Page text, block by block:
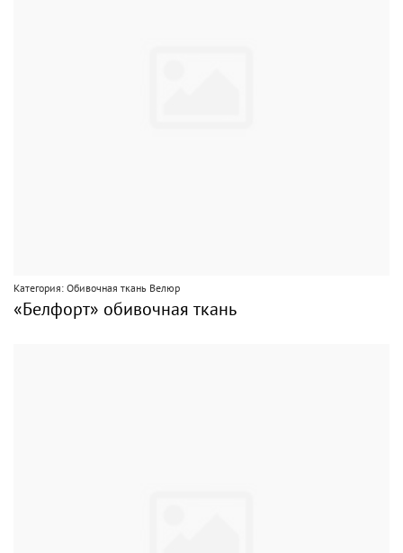
Категория: Обивочная ткань Велюр
«Белфорт» обивочная ткань